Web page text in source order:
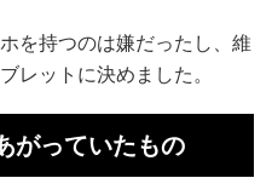
を持つのは嫌だったし、維
レットに決めました。
がっていたもの